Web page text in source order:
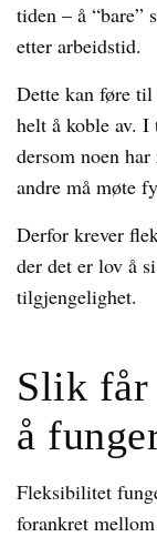
tiden – å “bare”
etter arbeidstid.
Dette kan føre
helt å koble av.
dersom noen
andre må møte
Derfor krever
der det er lov å
tilgjengelighet.
Slik
å
Fleksibilitet
forankret